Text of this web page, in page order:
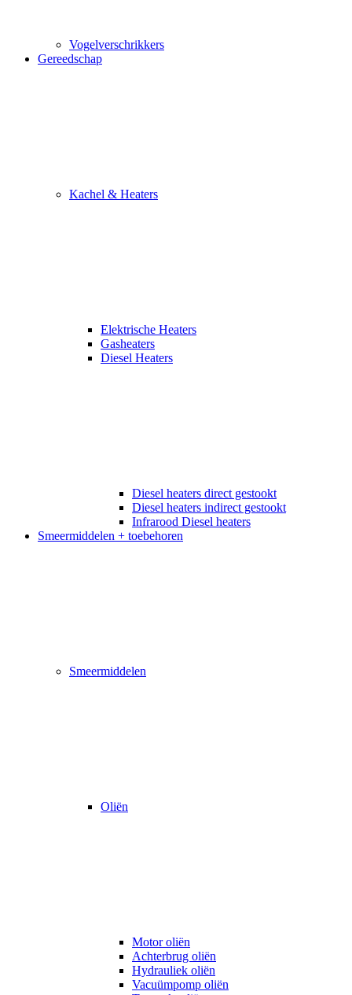
Vogelverschrikkers
Gereedschap
Kachel & Heaters
Elektrische Heaters
Gasheaters
Diesel Heaters
Diesel heaters direct gestookt
Diesel heaters indirect gestookt
Infrarood Diesel heaters
Smeermiddelen + toebehoren
Smeermiddelen
Oliën
Motor oliën
Achterbrug oliën
Hydrauliek oliën
Vacuümpomp oliën